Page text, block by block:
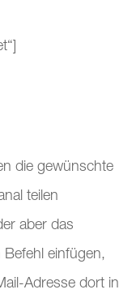
die gewünschte
teilen
aber das
einfügen,
Adresse dort in